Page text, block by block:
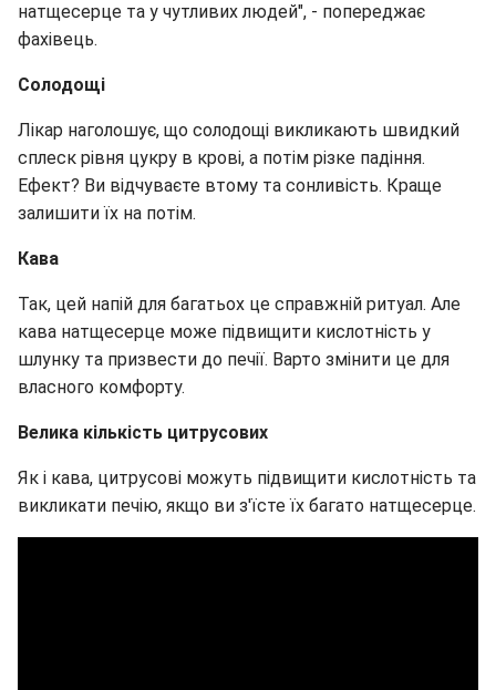
натщесерце та у чутливих людей", - попереджає
фахівець.
Солодощі
Лікар наголошує, що солодощі викликають швидкий
сплеск рівня цукру в крові, а потім різке падіння.
Ефект? Ви відчуваєте втому та сонливість. Краще
залишити їх на потім.
Кава
Так, цей напій для багатьох це справжній ритуал. Але
кава натщесерце може підвищити кислотність у
шлунку та призвести до печії. Варто змінити це для
власного комфорту.
Велика кількість цитрусових
Як і кава, цитрусові можуть підвищити кислотність та
викликати печію, якщо ви з'їсте їх багато натщесерце.